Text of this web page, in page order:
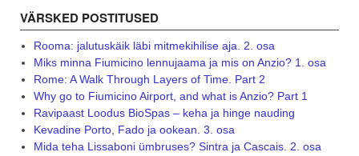
VÄRSKED POSTITUSED
Rooma: jalutuskäik läbi mitmekihilise aja. 2. osa
Miks minna Fiumicino lennujaama ja mis on Anzio? 1. osa
Rome: A Walk Through Layers of Time. Part 2
Why go to Fiumicino Airport, and what is Anzio? Part 1
Ravipaast Loodus BioSpas – keha ja hinge nauding
Kevadine Porto, Fado ja ookean. 3. osa
Mida teha Lissaboni ümbruses? Sintra ja Cascais. 2. osa